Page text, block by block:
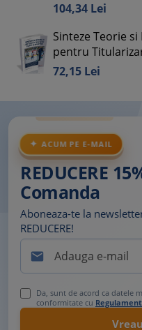
104,34 Lei
Sinteze Teorie
pentru
72,15 Lei
ACUM PE E-MAIL
REDUCERE
Comanda
Aboneaza-te la
REDUCERE!

Da, sunt de acord ca datele
conformitate cu